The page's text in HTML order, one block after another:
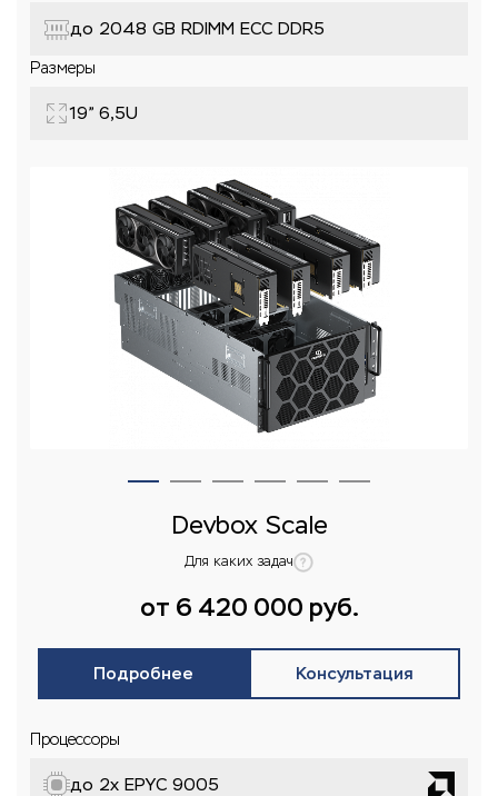
до 2048 GB RDIMM ECC DDR5
Размеры
19” 6,5U
Devbox Scale
Для каких задач
от 6 420 000 руб.
Подробнее Консультация
Процессоры
до 2x EPYC 9005